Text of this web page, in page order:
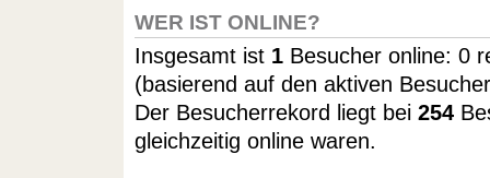
WER IST ONLINE?
Insgesamt ist 1Besucher online: 0
(basierend auf den aktiven
Der Besucherrekord liegt bei 254
gleichzeitig online waren.